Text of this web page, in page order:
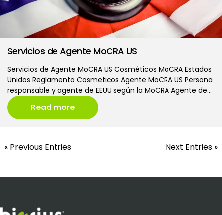
Servicios de Agente MoCRA US
Servicios de Agente MoCRA US Cosméticos MoCRA Estados
Unidos Reglamento Cosmeticos Agente MoCRA US Persona
responsable y agente de EEUU según la MoCRA Agente de…
Read more
« Previous Entries Next Entries »